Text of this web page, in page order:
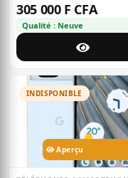
305 000 F CFA
Qualité : Neuve
INDISPONIBLE
Aperçu